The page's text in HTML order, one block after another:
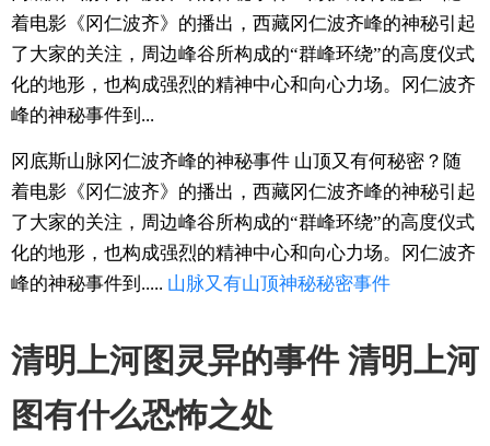
着电影《冈仁波齐》的播出，西藏冈仁波齐峰的神秘引起
了大家的关注，周边峰谷所构成的“群峰环绕”的高度仪式
化的地形，也构成强烈的精神中心和向心力场。冈仁波齐
峰的神秘事件到...
冈底斯山脉冈仁波齐峰的神秘事件 山顶又有何秘密？随
着电影《冈仁波齐》的播出，西藏冈仁波齐峰的神秘引起
了大家的关注，周边峰谷所构成的“群峰环绕”的高度仪式
化的地形，也构成强烈的精神中心和向心力场。冈仁波齐
峰的神秘事件到..... 山脉又有山顶神秘秘密事件
清明上河图灵异的事件 清明上河
图有什么恐怖之处